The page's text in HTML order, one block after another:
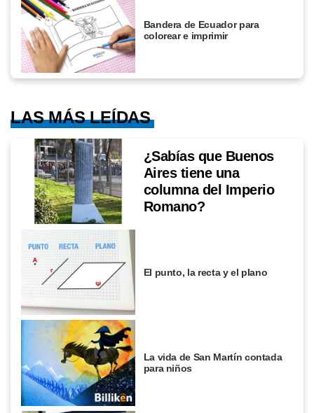
Bandera de Ecuador para
colorear e imprimir
LAS MÁS LEÍDAS
¿Sabías que Buenos
Aires tiene una
columna del Imperio
Romano?
El punto, la recta y el plano
La vida de San Martín contada
para niños